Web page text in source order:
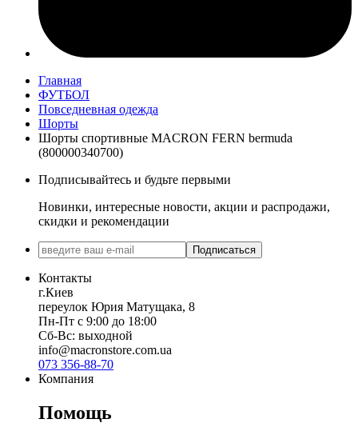
Главная
ФУТБОЛ
Повседневная одежда
Шорты
Шорты спортивные MACRON FERN bermuda
(800000340700)
Подписывайтесь и будьте первыми
Новинки, интересные новости, акции и распродажи,
скидки и рекомендации
Подписаться
Контакты
г.Киев
переулок Юрия Матущака, 8
Пн-Пт с 9:00 до 18:00
Сб-Вс: выходной
info@macronstore.com.ua
073 356-88-70
Компания
Помощь